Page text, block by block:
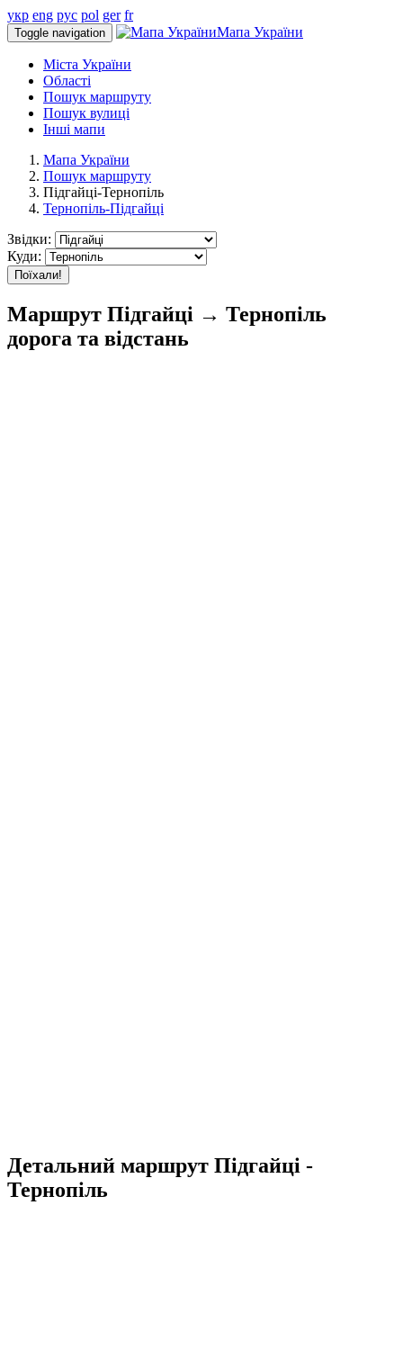
укр eng рус pol ger fr
Toggle navigation Мапа України
Міста України
Області
Пошук маршруту
Пошук вулиці
Інші мапи
Мапа України
Пошук маршруту
Підгайці-Тернопіль
Тернопіль-Підгайці
Звідки:
Куди:
Поїхали!
Маршрут Підгайці → Тернопіль
дорога та відстань
Детальний маршрут Підгайці -
Тернопіль